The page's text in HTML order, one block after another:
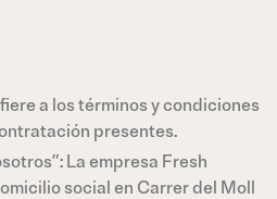
a los términos y condiciones
presentes.
La empresa Fresh
social en Carrer del Moll